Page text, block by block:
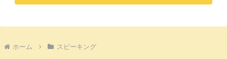
ホーム スピーキング